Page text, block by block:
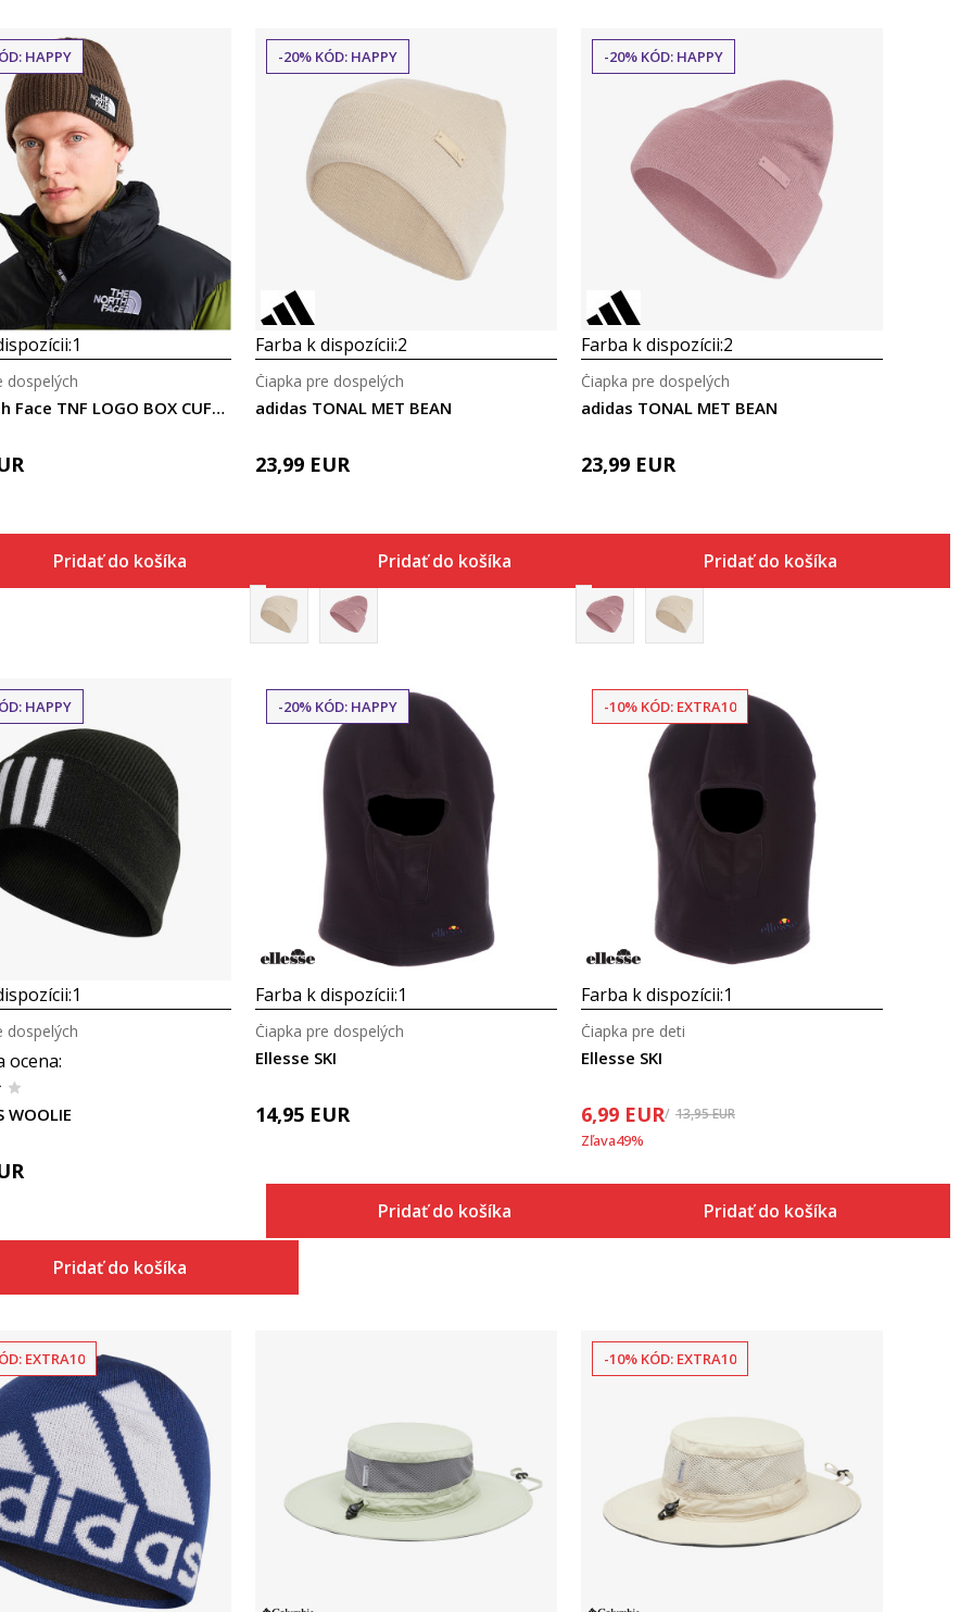
Porovnaj
HAPPY
1
The North Face TNF LOGO BOX CUFFED BEANIE
dospelých
Pridať do košíka
Porovnaj
-20% KÓD: HAPPY
Farba k dispozícii:2
adidas TONAL MET BEAN
Čiapka pre dospelých
23,99 EUR
Pridať do košíka
Porovnaj
-20% KÓD: HAPPY
Farba k dispozícii:2
adidas TONAL MET BEAN
Čiapka pre dospelých
23,99 EUR
Pridať do košíka
Porovnaj
HAPPY
1
ocena:
WOOLIE
dospelých
Pridať do košíka
Porovnaj
-20% KÓD: HAPPY
Farba k dispozícii:1
Ellesse SKI
Čiapka pre dospelých
14,95 EUR
Pridať do košíka
Porovnaj
-10% KÓD: EXTRA10
Farba k dispozícii:1
Ellesse SKI
Čiapka pre deti
6,99 EUR 13,95EUR
Zľava49%
Pridať do košíka
Porovnaj
EXTRA10
Porovnaj Porovnaj
-10% KÓD: EXTRA10